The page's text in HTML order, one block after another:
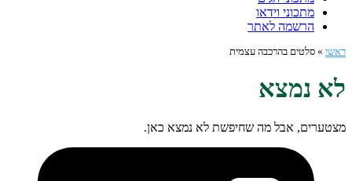
מתכוני וידאו
הרשמה לאתר
ראשי » סלטים בהרכבה עצמית
לא נמצא
מצטערים, אבל מה שחיפשת לא נמצא כאן.